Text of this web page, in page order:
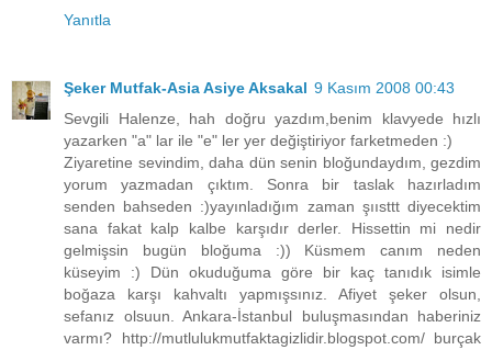
Yanıtla
Şeker Mutfak-Asia Asiye Aksakal 9 Kasım 2008 00:43
Sevgili Halenze, hah doğru yazdım,benim klavyede hızlı
yazarken "a" lar ile "e" ler yer değiştiriyor farketmeden :)
Ziyaretine sevindim, daha dün senin bloğundaydım, gezdim
yorum yazmadan çıktım. Sonra bir taslak hazırladım
senden bahseden :)yayınladığım zaman şıısttt diyecektim
sana fakat kalp kalbe karşıdır derler. Hissettin mi nedir
gelmişsin bugün bloğuma :)) Küsmem canım neden
küseyim :) Dün okuduğuma göre bir kaç tanıdık isimle
boğaza karşı kahvaltı yapmışsınız. Afiyet şeker olsun,
sefanız olsuun. Ankara-İstanbul buluşmasından haberiniz
varmı? http://mutlulukmutfaktagizlidir.blogspot.com/ burçak